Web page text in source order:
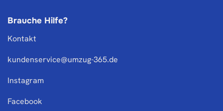
Brauche Hilfe?
Kontakt
kundenservice@umzug-365.de
Instagram
Facebook